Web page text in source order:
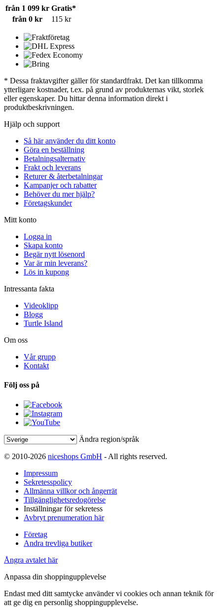
från 1 099 kr Gratis*
från 0 kr
115 kr
* Dessa fraktavgifter gäller för standardfrakt. Det kan tillkomma
ytterligare kostnader, t.ex. på grund av produkternas vikt, storlek
eller egenskaper. Du hittar denna information direkt i
produktbeskrivningen.
Hjälp och support
Så här använder du ditt konto
Göra en beställning
Betalningsalternativ
Frakt och leverans
Returer & återbetalningar
Kampanjer och rabatter
Behöver du mer hjälp?
Företagskunder
Mitt konto
Logga in
Skapa konto
Begär nytt lösenord
Var är min leverans?
Lös in kupong
Intressanta fakta
Videoklipp
Blogg
Turtle Island
Om oss
Vår grupp
Kontakt
Följ oss på
Ändra region/språk
© 2010-2026 niceshops GmbH - All rights reserved.
Impressum
Sekretesspolicy
Allmänna villkor och ångerrät
Tillgänglighetsredogörelse
Inställningar för sekretess
Avbryt prenumeration här
Företag
Andra trevliga butiker
Ångra avtalet här
Anpassa din shoppingupplevelse
Endast med ditt samtycke använder vi cookies och annan teknik för
att ge dig en personlig shoppingupplevelse.